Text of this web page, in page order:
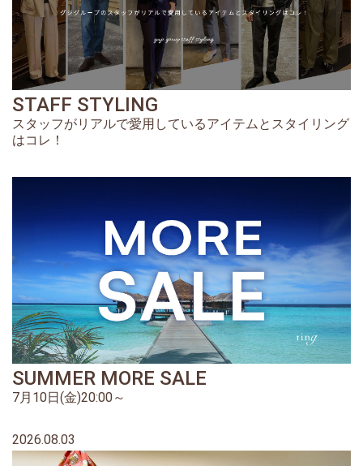
STAFF STYLING
スタッフがリアルで愛用しているアイテムとスタイリング
はコレ！
SUMMER MORE SALE
7月10日(金)20:00～
2026.08.03